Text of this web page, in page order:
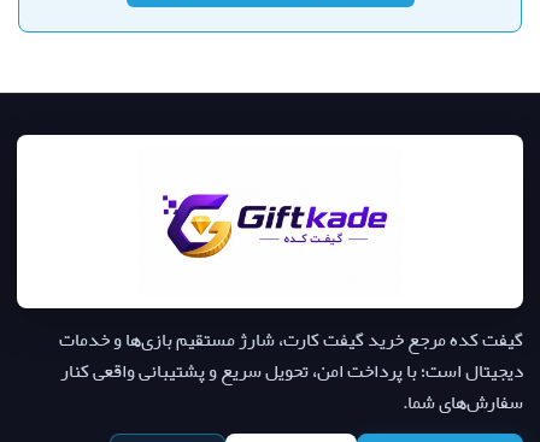
گیفت کده مرجع خرید گیفت کارت، شارژ مستقیم بازی‌ها و خدمات
دیجیتال است؛ با پرداخت امن، تحویل سریع و پشتیبانی واقعی کنار
سفارش‌های شما.